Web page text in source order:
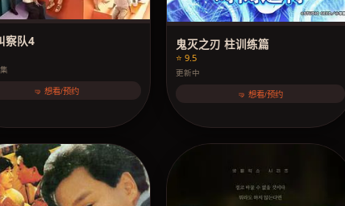
察队4
🤜 想看/预约
鬼灭之刃 柱训练篇
⭐ 9.5
更新中
🤜 想看/预约